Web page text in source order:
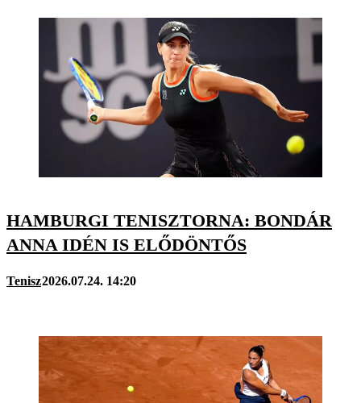
HAMBURGI TENISZTORNA: BONDÁR
ANNA IDÉN IS ELŐDÖNTŐS
Tenisz2026.07.24. 14:20